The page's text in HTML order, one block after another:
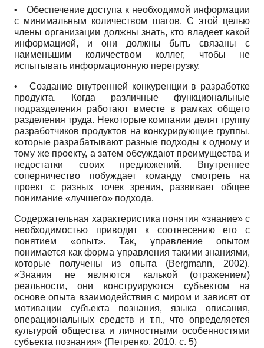
• Обеспечение доступа к необходимой информации
с минимальным количеством шагов. С этой целью
члены организации должны знать, кто владеет какой
информацией, и они должны быть связаны с
наименьшим количеством коллег, чтобы не
испытывать информационную перегрузку.
•Создание внутренней конкуренции в разработке
продукта. Когда различные функциональные
подразделения работают вместе в рамках общего
разделения труда. Некоторые компании делят группу
разработчиков продуктов на конкурирующие группы,
которые разрабатывают разные подходы к одному и
тому же проекту, а затем обсуждают преимущества и
недостатки своих предложений. Внутреннее
соперничество побуждает команду смотреть на
проект с разных точек зрения, развивает общее
понимание «лучшего» подхода.
Содержательная характеристика понятия «знание» с
необходимостью приводит к соотнесению его с
понятием «опыт». Так, управление опытом
понимается как форма управления такими знаниями,
которые получены из опыта (Bergmann, 2002).
«Знания не являются калькой (отражением)
реальности, они конструируются субъектом на
основе опыта взаимодействия с миром и зависят от
мотивации субъекта познания, языка описания,
операцио­нальных средств и т.п., что определяется
культурой общества и личностными особенностями
субъекта познания» (Петренко, 2010, с. 5)